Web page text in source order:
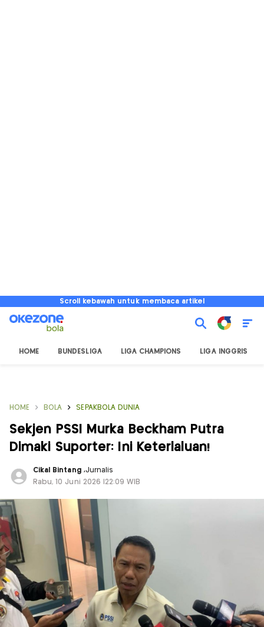
Scroll kebawah untuk membaca artikel
HOME BUNDESLIGA LIGA CHAMPIONS LIGA INGGRIS
HOME BOLA SEPAKBOLA DUNIA
Sekjen PSSI Murka Beckham Putra
Dimaki Suporter: Ini Keterlaluan!
Cikal Bintang ,Jurnalis
Rabu, 10 Juni 2026 |22:09 WIB